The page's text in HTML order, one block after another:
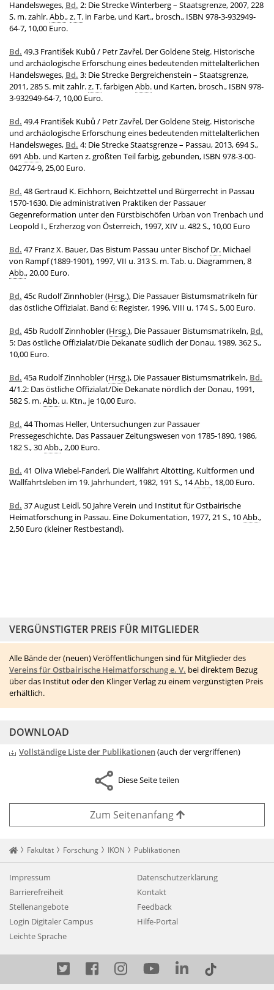
Handelsweges, Bd. 2: Die Strecke Winterberg – Staatsgrenze, 2007, 228
S. m. zahlr.Abb.,z. T. in Farbe, und Kart., brosch., ISBN 978-3-932949-
64-7, 10,00 Euro.
Bd. 49.3 František Kubů / Petr Zavřel, Der Goldene Steig. Historische
und archäologische Erforschung eines bedeutenden mittelalterlichen
Handelsweges, Bd. 3: Die Strecke Bergreichenstein – Staatsgrenze,
2011, 285 S. mit zahlr.z. T.farbigen Abb. und Karten, brosch., ISBN 978-
3-932949-64-7, 10,00 Euro.
Bd. 49.4 František Kubů / Petr Zavřel, Der Goldene Steig. Historische
und archäologische Erforschung eines bedeutenden mittelalterlichen
Handelsweges, Bd. 4: Die Strecke Staatsgrenze – Passau, 2013, 694 S.,
691 Abb. und Karten z. größten Teil farbig, gebunden, ISBN 978-3-00-
042774-9, 25,00 Euro.
Bd. 48 Gertraud K. Eichhorn, Beichtzettel und Bürgerrecht in Passau
1570-1630. Die administrativen Praktiken der Passauer
Gegenreformation unter den Fürstbischöfen Urban von Trenbach und
Leopold I., Erzherzog von Österreich, 1997, XIV u. 482 S., 10,00 Euro
Bd. 47 Franz X. Bauer, Das Bistum Passau unter BischofDr. Michael
von Rampf (1889-1901), 1997, VII u. 313 S. m. Tab. u. Diagrammen, 8
Abb., 20,00 Euro.
Bd. 45c Rudolf Zinnhobler (Hrsg.), Die Passauer Bistumsmatrikeln für
das östliche Offizialat. Band 6: Register, 1996, VIII u. 174 S., 5,00 Euro.
Bd. 45b Rudolf Zinnhobler (Hrsg.), Die Passauer Bistumsmatrikeln, Bd.
5: Das östliche Offizialat/Die Dekanate südlich der Donau, 1989, 362 S.,
10,00 Euro.
Bd. 45a Rudolf Zinnhobler (Hrsg.), Die Passauer Bistumsmatrikeln, Bd.
4/1.2: Das östliche Offizialat/Die Dekanate nördlich der Donau, 1991,
582 S. m.Abb. u. Ktn., je 10,00 Euro.
Bd. 44 Thomas Heller, Untersuchungen zur Passauer
Pressegeschichte. Das Passauer Zeitungswesen von 1785-1890, 1986,
182 S., 30Abb., 2,00 Euro.
Bd. 41 Oliva Wiebel-Fanderl, Die Wallfahrt Altötting. Kultformen und
Wallfahrtsleben im 19. Jahrhundert, 1982, 191 S., 14Abb., 18,00 Euro.
Bd. 37 August Leidl, 50 Jahre Verein und Institut für Ostbairische
Heimatforschung in Passau. Eine Dokumentation, 1977, 21 S., 10Abb.,
2,50 Euro (kleiner Restbestand).
VERGÜNSTIGTER PREIS FÜR MITGLIEDER
Alle Bände der (neuen) Veröffentlichungen sind für Mitglieder des
Vereins für Ostbairische Heimatforschung e. V. bei direktem Bezug
über das Institut oder den Klinger Verlag zu einem vergünstigten Preis
erhältlich.
DOWNLOAD
Vollständige Liste der Publikationen(auch der vergriffenen)
Diese Seite teilen
Zum Seitenanfang
Startseite
Fakultät Forschung IKON Publikationen
Impressum
Datenschutzerklärung
Barrierefreiheit
Kontakt
Stellenangebote
Feedback
Login Digitaler Campus
Hilfe-Portal
Leichte Sprache
TwitterFacebook
InstagramYouTube
LinkedIn